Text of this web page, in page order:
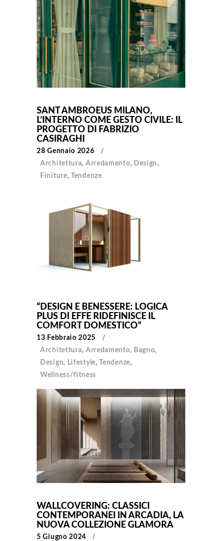
SANT AMBROEUS MILANO,
L’INTERNO COME GESTO CIVILE: IL
PROGETTO DI FABRIZIO
CASIRAGHI
28 Gennaio 2026
Architettura, Arredamento, Design,
Finiture, Tendenze
“DESIGN E BENESSERE: LOGICA
PLUS DI EFFE RIDEFINISCE IL
COMFORT DOMESTICO”
13 Febbraio 2025
Architettura, Arredamento, Bagno,
Design, Lifestyle, Tendenze,
Wellness/fitness
WALLCOVERING: CLASSICI
CONTEMPORANEI IN ARCADIA, LA
NUOVA COLLEZIONE GLAMORA
5 Giugno 2024